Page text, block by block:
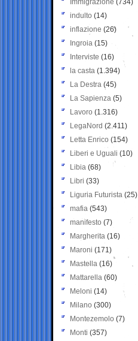
Immigrazione (734)
indulto (14)
inflazione (26)
Ingroia (15)
Interviste (16)
la casta (1.394)
La Destra (45)
La Sapienza (5)
Lavoro (1.316)
LegaNord (2.411)
Letta Enrico (154)
Liberi e Uguali (10)
Libia (68)
Libri (33)
Liguria Futurista (25)
mafia (543)
manifesto (7)
Margherita (16)
Maroni (171)
Mastella (16)
Mattarella (60)
Meloni (14)
Milano (300)
Montezemolo (7)
Monti (357)